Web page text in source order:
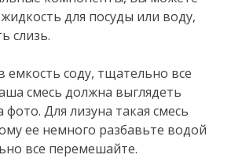
для посуды или воду,
слизь.
емкость соду, тщательно все
смесь должна выглядеть
Для лизуна такая смесь
ее немного разбавьте водой
все перемешайте.